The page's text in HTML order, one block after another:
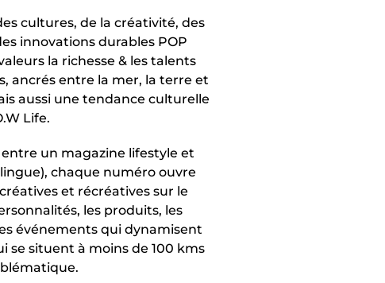
cultures, de la créativité, des
innovations durables POP
la richesse & les talents
ancrés entre la mer, la terre et
aussi une tendance culturelle
Life.
un magazine lifestyle et
chaque numéro ouvre
et récréatives sur le
les produits, les
événements qui dynamisent
se situent à moins de 100 kms